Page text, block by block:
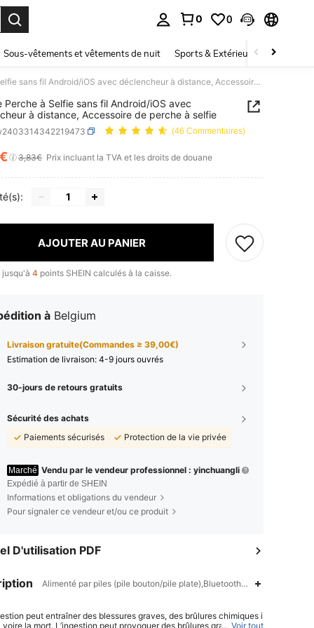
0 0
Sous-vêtements et vêtements de nuit Sports & Extérieur Enfants
1 pièce Perche à Selfie sans fil Android/iOS avec déclencheur à distance, Accessoire de perche à selfie
Perche à Selfie sans fil Android/iOS avec
à distance, Accessoire de perche à selfie
(46 Commentaires)
AND AVAILABILITY
3,83€ Prix incluant la TVA et les droits de douane
AJOUTER AU PANIER
jusqu'à 4 points SHEIN calculés à la caisse.
à Belgium
Livraison gratuite(Commandes ≥ 39,00€)
Estimation de livraison: 4-9 jours ouvrés
30-jours de retours gratuits
Sécurité des achats
Paiements sécurisés
Protection de la vie privée
Marché Vendu par le vendeur professionnel : yinchuangli
Expédié à partir de SHEIN
Informations et obligations du vendeur
Pour signaler ce vendeur et/ou ce produit
D'utilisation PDF
Alimenté par piles (pile bouton/pile plate),Bluetooth,ABS
peut entraîner des blessures graves, des brûlures chimiques i
voire la mort. L’ingestion peut provoquer des brûlures graves en se
... Voir tout